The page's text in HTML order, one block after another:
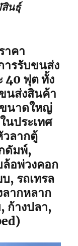
สินธุ์
าคา
ารรับขนส่ง
40 ฟุต ทั้ง
นส่งสินค้า
นาดใหญ่
นประเทศ
ลากตู้
ดัมพ์,
อพ่วงคอก
, รถเทรล
ลากหลาก
ก้างปลา,